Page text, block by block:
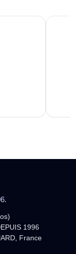
1996
France